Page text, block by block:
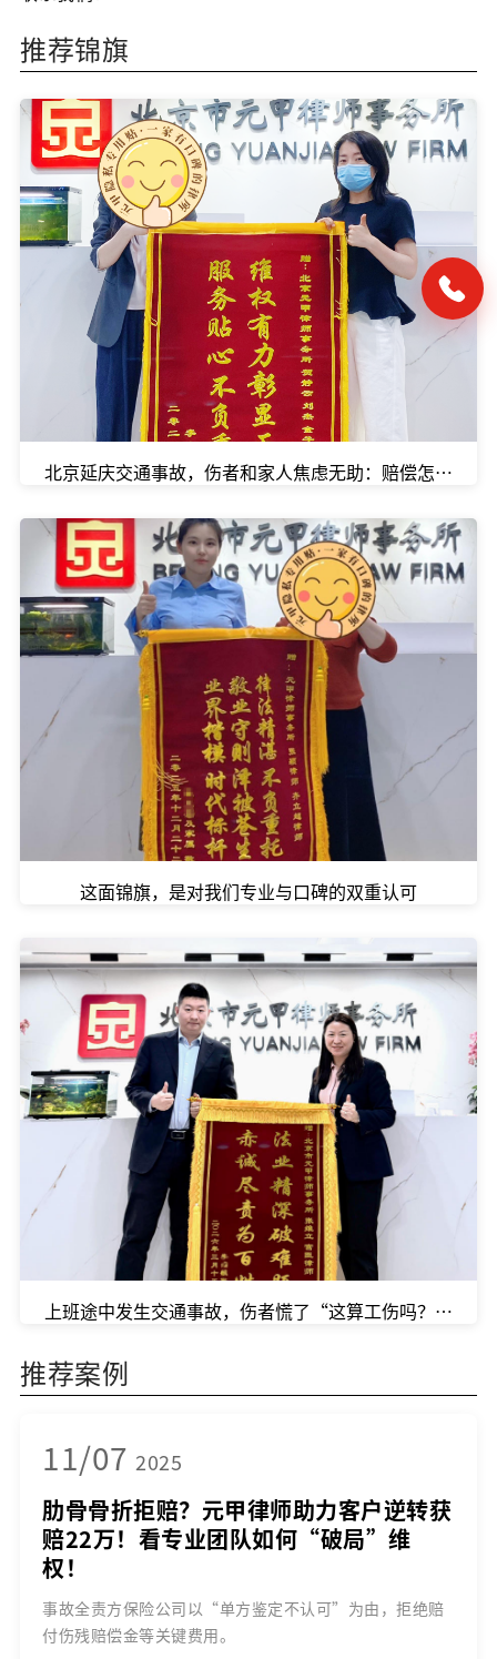
推荐锦旗
北京延庆交通事故，伤者和家人焦虑无助：赔偿怎么算
这面锦旗，是对我们专业与口碑的双重认可
上班途中发生交通事故，伤者慌了“这算工伤吗？公司
推荐案例
11/07 2025
肋骨骨折拒赔？元甲律师助力客户逆转获
赔22万！看专业团队如何“破局”维
权！
事故全责方保险公司以“单方鉴定不认可”为由，拒绝赔
付伤残赔偿金等关键费用。